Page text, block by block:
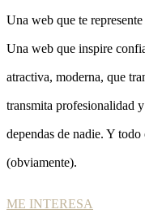
Una web que te
Una web que inspire
atractiva, moderna, que
transmita profesionalidad
dependas de nadie. Y
(obviamente).
ME INTERESA